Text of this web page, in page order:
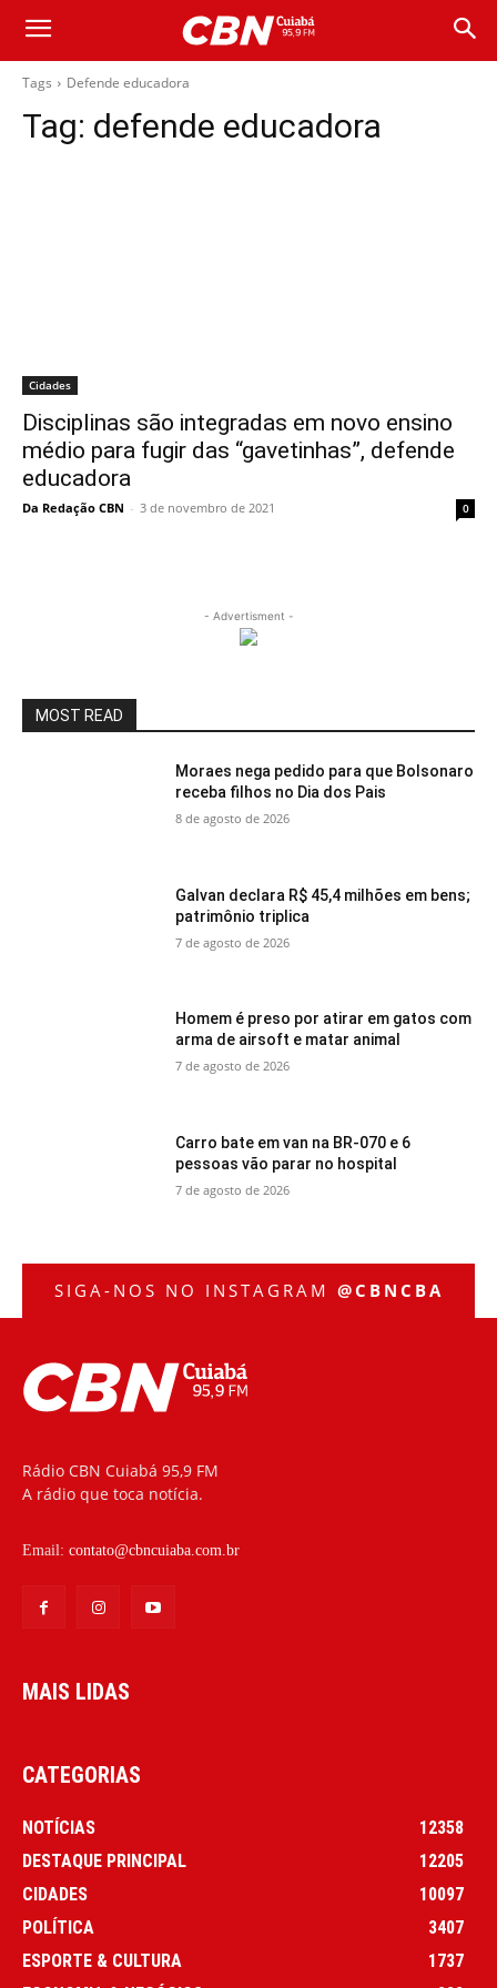
Tags Defende educadora
Tag: defende educadora
Cidades
Disciplinas são integradas em novo ensino
médio para fugir das “gavetinhas”, defende
educadora
Da Redação CBN - 3 de novembro de 2021 0
- Advertisment -
MOST READ
Moraes nega pedido para que Bolsonaro
receba filhos no Dia dos Pais
8 de agosto de 2026
Galvan declara R$ 45,4 milhões em bens;
patrimônio triplica
7 de agosto de 2026
Homem é preso por atirar em gatos com
arma de airsoft e matar animal
7 de agosto de 2026
Carro bate em van na BR-070 e 6
pessoas vão parar no hospital
7 de agosto de 2026
SIGA-NOS NO INSTAGRAM @CBNCBA
Rádio CBN Cuiabá 95,9 FM
A rádio que toca notícia.
Email: contato@cbncuiaba.com.br
MAIS LIDAS
CATEGORIAS
NOTÍCIAS
12358
DESTAQUE PRINCIPAL
12205
CIDADES
10097
POLÍTICA
3407
ESPORTE & CULTURA
1737